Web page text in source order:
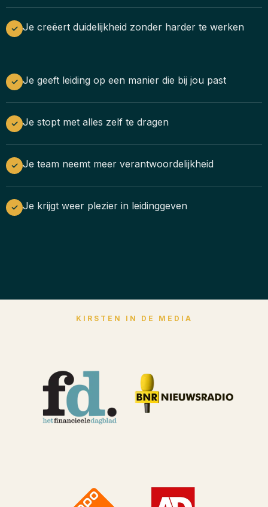
✓ Je creëert duidelijkheid zonder harder te werken
✓ Je geeft leiding op een manier die bij jou past
✓ Je stopt met alles zelf te dragen
✓ Je team neemt meer verantwoordelijkheid
✓ Je krijgt weer plezier in leidinggeven
KIRSTEN IN DE MEDIA